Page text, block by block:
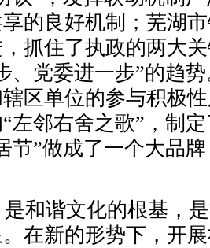
的良好机制；芜湖
抓住了执政的两大
、党委进一步”的趋
区单位的参与积极
左邻右舍之歌”，制
节”做成了一个大品
和谐文化的根基，
在新的形势下，开